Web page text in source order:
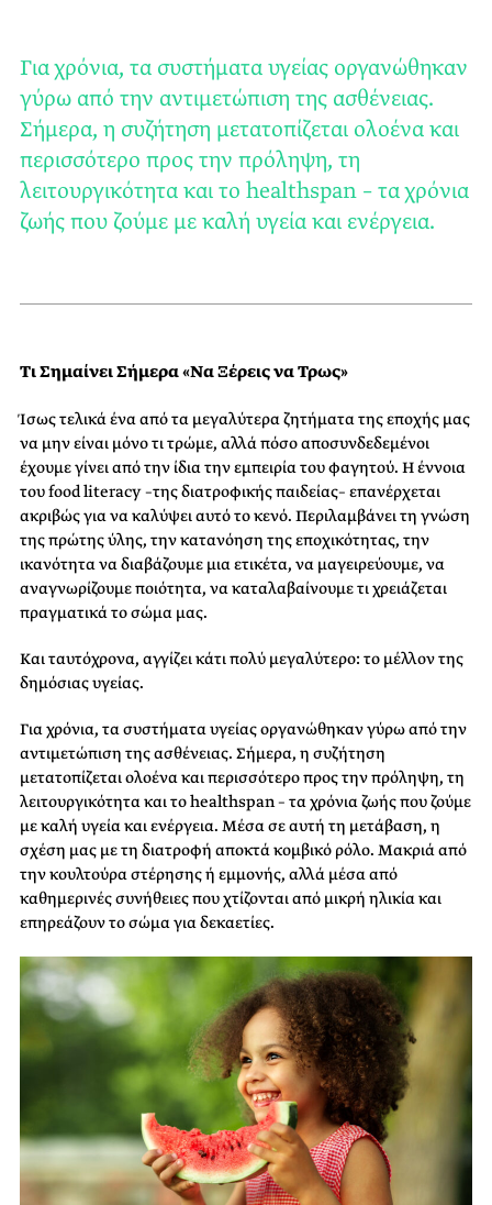
Για χρόνια, τα συστήματα υγείας οργανώθηκαν
γύρω από την αντιμετώπιση της ασθένειας.
Σήμερα, η συζήτηση μετατοπίζεται ολοένα και
περισσότερο προς την πρόληψη, τη
λειτουργικότητα και το healthspan – τα χρόνια
ζωής που ζούμε με καλή υγεία και ενέργεια.
Τι Σημαίνει Σήμερα «Να Ξέρεις να Τρως»
Ίσως τελικά ένα από τα μεγαλύτερα ζητήματα της εποχής μας
να μην είναι μόνο τι τρώμε, αλλά πόσο αποσυνδεδεμένοι
έχουμε γίνει από την ίδια την εμπειρία του φαγητού. Η έννοια
του food literacy –της διατροφικής παιδείας– επανέρχεται
ακριβώς για να καλύψει αυτό το κενό. Περιλαμβάνει τη γνώση
της πρώτης ύλης, την κατανόηση της εποχικότητας, την
ικανότητα να διαβάζουμε μια ετικέτα, να μαγειρεύουμε, να
αναγνωρίζουμε ποιότητα, να καταλαβαίνουμε τι χρειάζεται
πραγματικά το σώμα μας.
Και ταυτόχρονα, αγγίζει κάτι πολύ μεγαλύτερο: το μέλλον της
δημόσιας υγείας.
Για χρόνια, τα συστήματα υγείας οργανώθηκαν γύρω από την
αντιμετώπιση της ασθένειας. Σήμερα, η συζήτηση
μετατοπίζεται ολοένα και περισσότερο προς την πρόληψη, τη
λειτουργικότητα και το healthspan – τα χρόνια ζωής που ζούμε
με καλή υγεία και ενέργεια. Μέσα σε αυτή τη μετάβαση, η
σχέση μας με τη διατροφή αποκτά κομβικό ρόλο. Μακριά από
την κουλτούρα στέρησης ή εμμονής, αλλά μέσα από
καθημερινές συνήθειες που χτίζονται από μικρή ηλικία και
επηρεάζουν το σώμα για δεκαετίες.